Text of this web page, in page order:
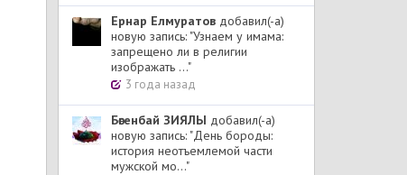
Ернар Елмуратов добавил(-а)
новую запись: "Узнаем у имама:
запрещено ли в религии
изображать ..."
3 года назад
Бөгенбай ЗИЯЛЫ добавил(-а)
новую запись: "День бороды:
история неотъемлемой части
мужской мо..."